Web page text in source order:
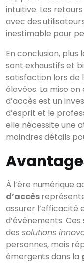
intuitive. Les
avec des
inestimable pour
En conclusion, plus
sont exhaustifs et
satisfaction lors de
élevées. La mise
d’accès est un
d’esprit et le
elle nécessite une
moindres détails
À l’ère numérique
d’accès
assurer l’efficacité
d’événements.
des solutions
personnes, mais
émergents dans la